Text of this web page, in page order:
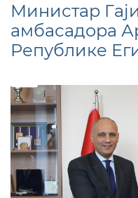
Министар
амбасадора
Републике